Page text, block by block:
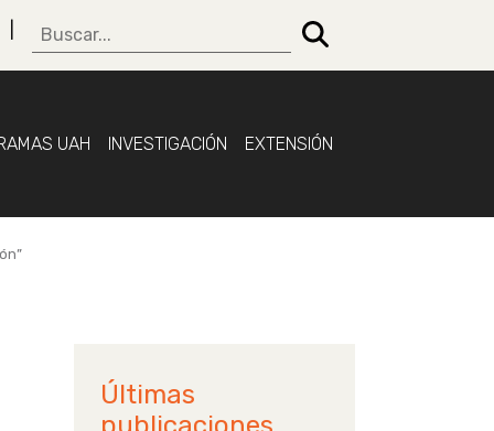
UAH INVESTIGACIÓN EXTENSIÓN
Últimas